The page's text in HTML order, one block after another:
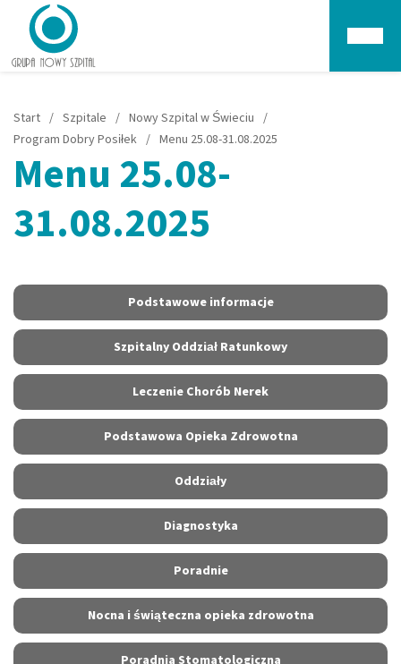
Start / Szpitale / Nowy Szpital w Świeciu /
Program Dobry Posiłek / Menu 25.08-31.08.2025
Menu 25.08-
31.08.2025
Podstawowe informacje
Szpitalny Oddział Ratunkowy
Leczenie Chorób Nerek
Podstawowa Opieka Zdrowotna
Oddziały
Diagnostyka
Poradnie
Nocna i świąteczna opieka zdrowotna
Poradnia Stomatologiczna